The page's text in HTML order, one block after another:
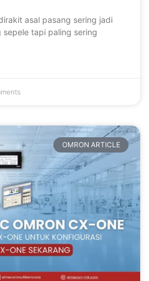
asal pasang sering jadi
sepele tapi paling sering
OMRON ARTICLE